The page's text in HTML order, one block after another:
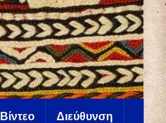
Βίντεο Διεύθυνση